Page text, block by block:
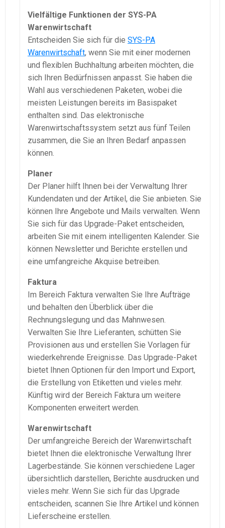
Vielfältige Funktionen der SYS-PA
Warenwirtschaft
Entscheiden Sie sich für die SYS-PA
Warenwirtschaft, wenn Sie mit einer modernen
und flexiblen Buchhaltung arbeiten möchten, die
sich Ihren Bedürfnissen anpasst. Sie haben die
Wahl aus verschiedenen Paketen, wobei die
meisten Leistungen bereits im Basispaket
enthalten sind. Das elektronische
Warenwirtschaftssystem setzt aus fünf Teilen
zusammen, die Sie an Ihren Bedarf anpassen
können.
Planer
Der Planer hilft Ihnen bei der Verwaltung Ihrer
Kundendaten und der Artikel, die Sie anbieten. Sie
können Ihre Angebote und Mails verwalten. Wenn
Sie sich für das Upgrade-Paket entscheiden,
arbeiten Sie mit einem intelligenten Kalender. Sie
können Newsletter und Berichte erstellen und
eine umfangreiche Akquise betreiben.
Faktura
Im Bereich Faktura verwalten Sie Ihre Aufträge
und behalten den Überblick über die
Rechnungslegung und das Mahnwesen.
Verwalten Sie Ihre Lieferanten, schütten Sie
Provisionen aus und erstellen Sie Vorlagen für
wiederkehrende Ereignisse. Das Upgrade-Paket
bietet Ihnen Optionen für den Import und Export,
die Erstellung von Etiketten und vieles mehr.
Künftig wird der Bereich Faktura um weitere
Komponenten erweitert werden.
Warenwirtschaft
Der umfangreiche Bereich der Warenwirtschaft
bietet Ihnen die elektronische Verwaltung Ihrer
Lagerbestände. Sie können verschiedene Lager
übersichtlich darstellen, Berichte ausdrucken und
vieles mehr. Wenn Sie sich für das Upgrade
entscheiden, scannen Sie Ihre Artikel und können
Lieferscheine erstellen.